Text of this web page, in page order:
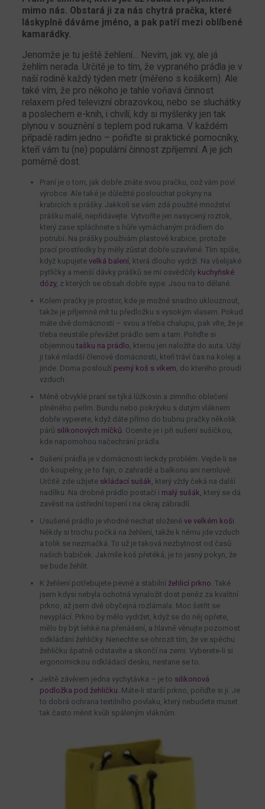
mimo nás. Obstará ji za nás chytrá pračka, které
láskyplně dáváme jméno, a pak patří mezi oblíbené
kamarádky.
Jenomže je tu ještě žehlení… Nevím, jak vy, ale já
žehlím nerada. Určitě je to tím, že vypraného prádla je v
naší rodině každý týden metr (měřeno s košíkem). Ale
také vím, že pro někoho je tahle voňavá činnost
relaxem před televizní obrazovkou, nebo se sluchátky
a poslechem e-knih, i chvílí, kdy si myšlenky jen tak
plynou v souznění s teplem pod rukama. V každém
případě radím jedno – pořiďte si praktické pomocníky,
kteří vám tu (ne) populární činnost zpříjemní. A je jich
poměrně dost.
Praní je o tom, jak dobře znáte svou pračku, což vám poví
výrobce. Ale také je důležité poslouchat pokyny na
krabicích s prášky. Jakkoli se vám zdá použité množství
prášku malé, nepřidávejte. Vytvoříte jen nasycený roztok,
který zase spláchnete s hůře vymáchaným prádlem do
potrubí. Na prášky používám plastové krabice, protože
prací prostředky by měly zůstat dobře uzavřené. Tím spíše,
když kupujetevelká balení, která dlouho vydrží. Na všelijaké
pytlíčky a menší dávky prášků se mi osvědčily kuchyňské
dózy, z kterých se obsah dobře sype. Jsou na to dělané.
Kolem pračky je prostor, kde je možné snadno uklouznout,
takže je příjemné mít tu předložku s vysokým vlasem. Pokud
máte dvě domácnosti – svou a třeba chalupu, pak víte, že je
třeba neustále převážet prádlo sem a tam. Pořiďte si
objemnou tašku na prádlo, kterou jen naložíte do auta. Užijí
ji také mladší členové domácnosti, kteří tráví čas na koleji a
jinde. Doma poslouží pevný koš s víkem , do kterého proudí
vzduch.
Méně obvyklé praní se týká lůžkovin a zimního oblečení
plněného peřím. Bundu nebo pokrývku s dutým vláknem
dobře vyperete, když dáte přímo do bubnu pračky několik
párů silikonových míčků . Oceníte je i při sušení sušičkou,
kde napomohou načechrání prádla.
Sušení prádla je v domácnosti leckdy problém. Vejde-li se
do koupelny, je to fajn, o zahradě a balkonu ani nemluvě.
Určitě zde užijete skládací sušák, který vždy čeká na další
nadílku. Na drobné prádlo postačí i malý sušák, který se dá
zavěsit na ústřední topení i na okraj zábradlí.
Usušené prádlo je vhodné nechat složené ve velkém koši
Někdy si trochu počká na žehlení, takže k němu jde vzduch
a tolik se nezmačká. To už je taková nezbytnost od časů
našich babiček. Jakmile koš přetéká, je to jasný pokyn, že
se bude žehlit.
K žehlení potřebujete pevné a stabilnížehlicí prkno . Také
jsem kdysi nebyla ochotná vynaložit dost peněz za kvalitní
prkno, až jsem dvě obyčejná rozlámala. Moc šetřit se
nevyplácí. Prkno by mělo vydržet, když se do něj opřete,
mělo by být lehké na přenášení, a hlavně věnujte pozornost
odkládání žehličky. Nenechte se ohrozit tím, že ve spěchu
žehličku špatně odstavíte a skončí na zemi. Vyberete-li si
ergonomickou odkládací desku, nestane se to.
Ještě závěrem jedna vychytávka – je to silikonová
podložka pod žehličku. Máte-li starší prkno, pořiďte si ji. Je
to dobrá ochrana textilního povlaku, který nebudete muset
tak často měnit kvůli spáleným vláknům.